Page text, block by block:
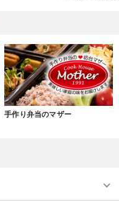
手作り弁当のマザー